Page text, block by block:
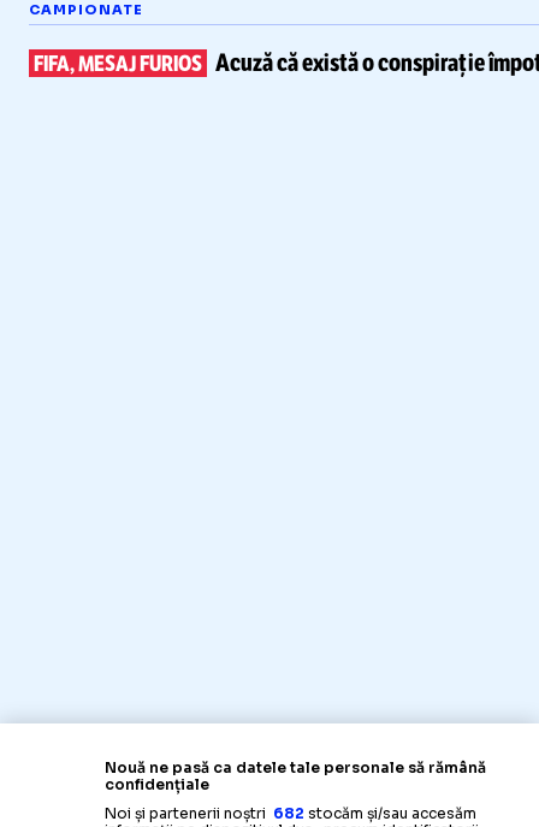
CAMPIONATE
FIFA, MESAJ FURIOS Acuză că existăo conspirație
Nouă ne pasă ca datele tale personale să rămână
confidențiale
Noi și partenerii noștri 682 stocăm și/sau accesăm